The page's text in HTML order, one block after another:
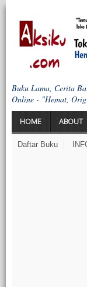
Buku Lama, Cerita
Online - "Hemat,
HOME ABOUT
Daftar Buku